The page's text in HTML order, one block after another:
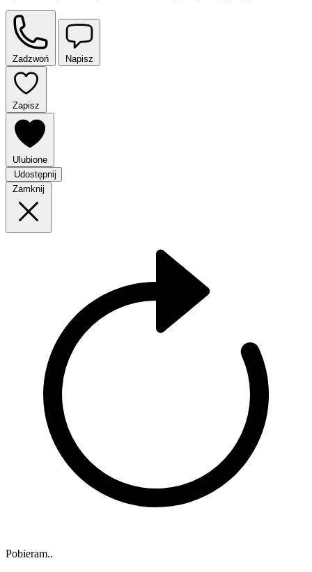
Zadzwoń Napisz
Zapisz
Ulubione
Udostępnij
Zamknij
Pobieram..